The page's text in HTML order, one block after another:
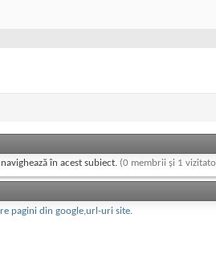
în acest subiect. (0 membrii și 1
pagini din google,url-uri site.